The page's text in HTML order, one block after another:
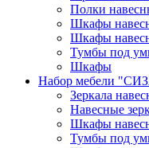
Полки
Шкафы
Шкафы
Тумбы под
Шкафы
Набор мебели
Зеркала
Навесные
Шкафы
Тумбы под